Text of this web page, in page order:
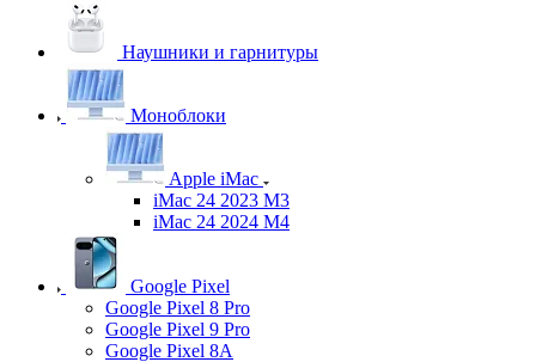
Наушники и гарнитуры
Моноблоки
Apple iMac
iMac 24 2023 M3
iMac 24 2024 M4
Google Pixel
Google Pixel 8 Pro
Google Pixel 9 Pro
Google Pixel 8A